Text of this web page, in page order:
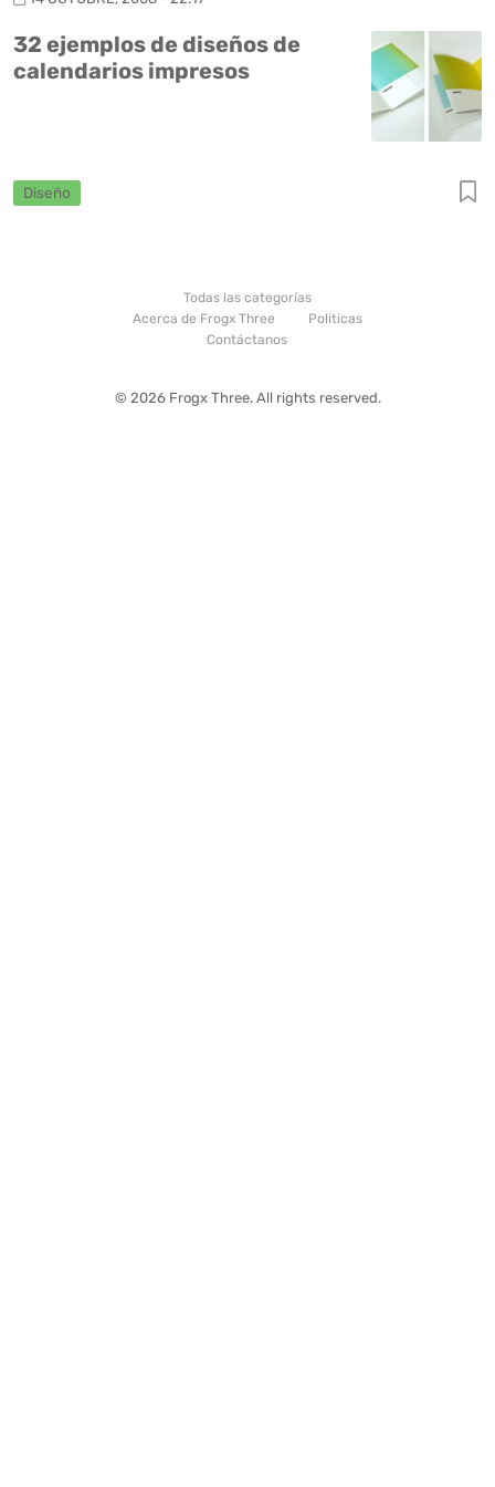
32 ejemplos de diseños de
calendarios impresos
Diseño
Todas las categorías
Acerca de Frogx Three
Politicas
Contáctanos
© 2026 Frogx Three. All rights reserved.